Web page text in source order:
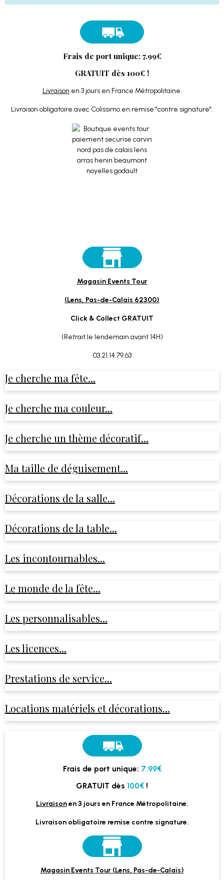
Frais de port unique: 7.99€
GRATUIT dès 100€ !
Livraison en 3 jours en France Métropolitaine.
Livraison obligatoire avec Colissimo en remise "contre signature".
Magasin Events Tour
(Lens, Pas-de-Calais 62300)
Click & Collect GRATUIT
(Retrait le lendemain avant 14H)
03.21.14.79.63
Je cherche ma fête...
Je cherche ma couleur...
Je cherche un thème décoratif...
Ma taille de déguisement...
Décorations de la salle...
Décorations de la table...
Les incontournables...
Le monde de la fête...
Les personnalisables...
Les licences...
Prestations de service...
Locations matériels et décorations...
Frais de port unique: 7.99€
GRATUIT dès 100€ !
Livraisonen 3 jours en France Métropolitaine.
Livraison obligatoire remise contre signature.
Magasin Events Tour (Lens, Pas-de-Calais)